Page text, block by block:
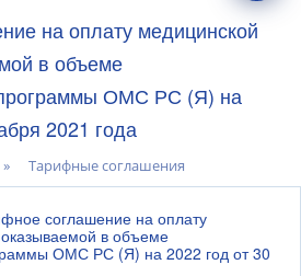
на оплату медицинской
в объеме
ОМС РС (Я) на
2021 года
Тарифные соглашения
соглашение на оплату
в объеме
ОМС РС (Я) на 2022 год от 30